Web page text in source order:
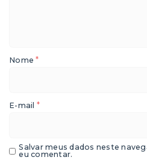
Nome*
E-mail *
Salvar meus dados neste
eu comentar.